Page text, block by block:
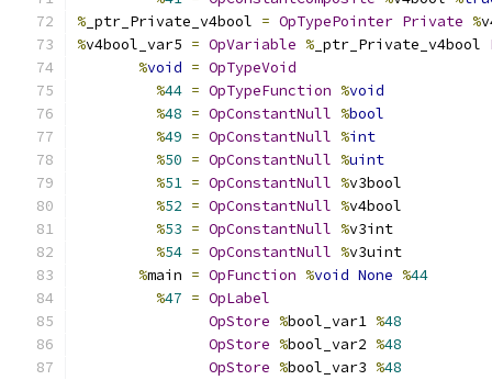
% _ptr_Private_v4bool = OpTypePointer Private %
%v4bool_var5 = OpVariable % _ptr_Private_v4bool
%void = OpTypeVoid
%44 = OpTypeFunction %void
%48 = OpConstantNull %bool
%49 = OpConstantNull %int
%50 = OpConstantNull %uint
%51 = OpConstantNull %v3bool
%52 = OpConstantNull %v4bool
%53 = OpConstantNull %v3int
%54 = OpConstantNull %v3uint
%main = OpFunction %void None %44
%47 = OpLabel
OpStore %bool_var1 %48
OpStore %bool_var2 %48
OpStore %bool_var3 %48